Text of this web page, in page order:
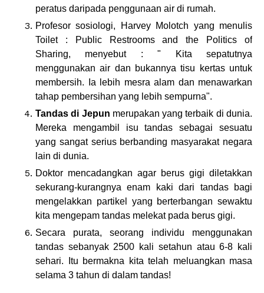
peratus daripada penggunaan air di rumah.
Profesor sosiologi, Harvey Molotch yang menulis
Toilet : Public Restrooms and the Politics of
Sharing, menyebut : " Kita sepatutnya
menggunakan air dan bukannya tisu kertas untuk
membersih. Ia lebih mesra alam dan menawarkan
tahap pembersihan yang lebih sempurna".
Tandas di Jepun merupakan yang terbaik di dunia.
Mereka mengambil isu tandas sebagai sesuatu
yang sangat serius berbanding masyarakat negara
lain di dunia.
Doktor mencadangkan agar berus gigi diletakkan
sekurang-kurangnya enam kaki dari tandas bagi
mengelakkan partikel yang berterbangan sewaktu
kita mengepam tandas melekat pada berus gigi.
Secara purata, seorang individu menggunakan
tandas sebanyak 2500 kali setahun atau 6-8 kali
sehari. Itu bermakna kita telah meluangkan masa
selama 3 tahun di dalam tandas!